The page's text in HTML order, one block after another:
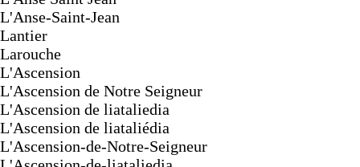
L'Anse-Saint-Jean
Lantier
Larouche
L'Ascension
L'Ascension de Notre Seigneur
L'Ascension de liataliedia
L'Ascension de liataliédia
L'Ascension-de-Notre-Seigneur